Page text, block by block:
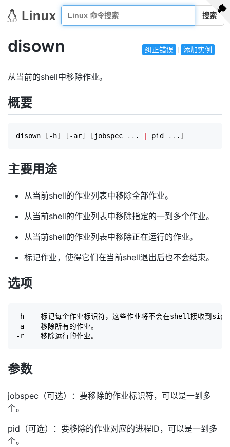
搜索
纠正错误 添加实例
disown
从当前的shell中移除作业。
概要
disown [ -h] [ -ar] [ jobspec .. . pid .. . ]
主要用途
从当前shell的作业列表中移除全部作业。
从当前shell的作业列表中移除指定的一到多个作业。
从当前shell的作业列表中移除正在运行的作业。
标记作业，使得它们在当前shell退出后也不会结束。
选项
-h    标记每个作业标识符，这些作业将不会在shell接收到
-a    移除所有的作业。
参数
jobspec（可选）：要移除的作业标识符，可以是一到多
个。
pid（可选）：要移除的作业对应的进程ID，可以是一到多
个。